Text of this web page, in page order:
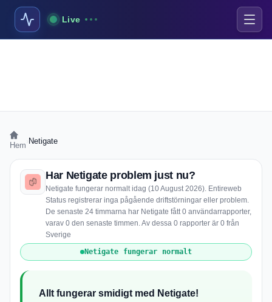
Live
Hem Netigate
Har Netigate problem just nu?
Netigate fungerar normalt idag (10 August 2026). Entireweb
Status registrerar inga pågående driftstörningar eller problem.
De senaste 24 timmarna har Netigate fått 0 användarrapporter,
varav 0 den senaste timmen. Av dessa 0 rapporter är 0 från
Sverige
Netigate fungerar normalt
Allt fungerar smidigt med Netigate!